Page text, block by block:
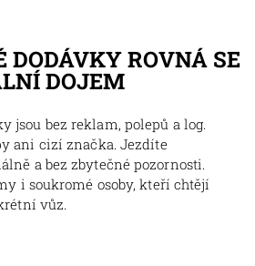
DODÁVKY ROVNÁ SE
DOJEM
jsou bez reklam, polepů a log.
ani cizí značka. Jezdíte
a bez zbytečné pozornosti.
i soukromé osoby, kteří chtějí
vůz.